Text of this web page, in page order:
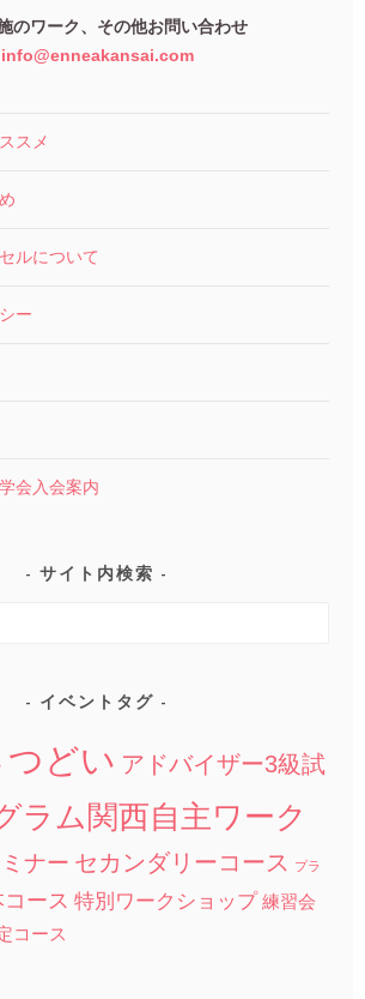
のワーク、その他お問い合わせ
info@enneakansai.com
スメ
ルについて
ー
会入会案内
サイト内検索
イベントタグ
つどい アドバイザー3級試
ラム関西自主ワーク
ナー セカンダリーコース プラ
ース 特別ワークショップ 練習会
コース